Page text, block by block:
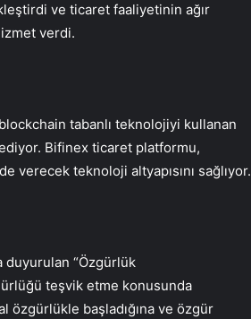
ve ticaret faaliyetinin ağır
verdi.
tabanlı teknolojiyi kullanan
Bifinex ticaret platformu,
verecek teknoloji altyapısını sağlıyor.
duyurulan “Özgürlük
teşvik etme konusunda
özgürlükle başladığına ve özgür